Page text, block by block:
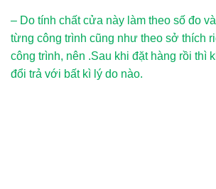
– Do tính chất cửa này làm theo số đo
từng công trình cũng như theo sở thích
công trình, nên .Sau khi đặt hàng rồi thì
đổi trả với bất kì lý do nào.